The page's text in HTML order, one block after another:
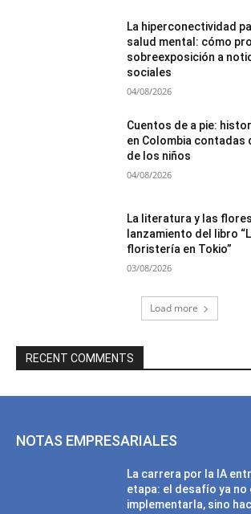
La hiperconectividad
salud mental: cómo
sobreexposición a
sociales
04/08/2026
Cuentos de a pie:
en Colombia contadas
de los niños
04/08/2026
La literatura y las
lanzamiento del libro
floristería en Tokio”
03/08/2026
Load more
RECENT COMMENTS
NOTAS EMPRESARIALES
La carrera por la IA
etapa: el desafío ya no
implementarla, sino